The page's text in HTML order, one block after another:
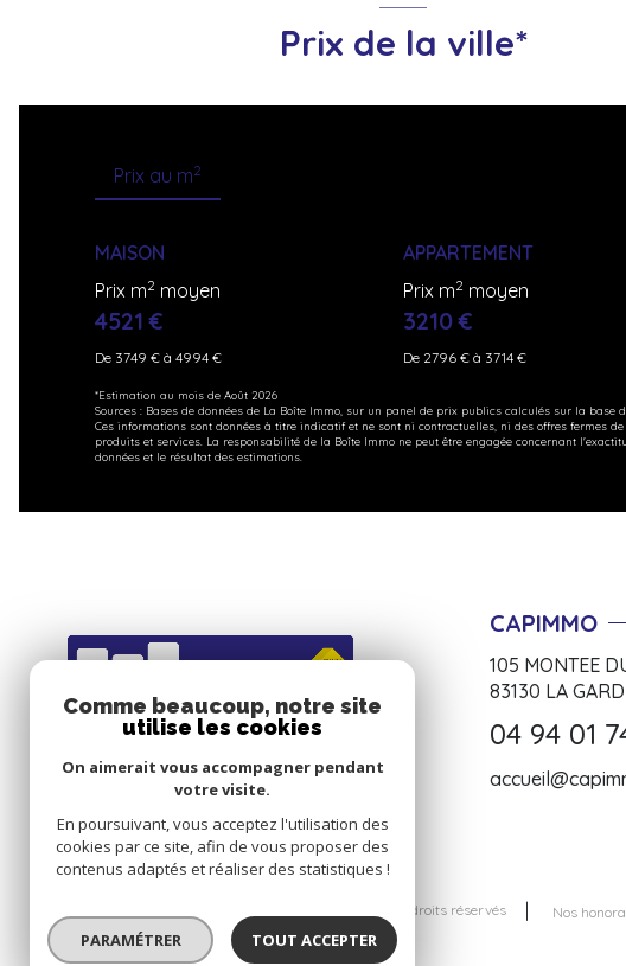
Prix de la ville*
Prix au m2
MAISON
Prix m2 moyen
4521 €
De 3749 € à 4994 €
APPARTEMENT
Prix m2 moyen
3210 €
De 2796 € à 3714 €
*Estimation au mois de Août 2026
Sources : Bases de données de La Boîte Immo, sur un panel de prix publics calculés sur la base
Ces informations sont données à titre indicatif et ne sont ni contractuelles, ni des offres fermes de
produits et services. La responsabilité de la Boîte Immo ne peut être engagée concernant
données et le résultat des estimations.
CAPIMMO
105 MONTEE
83130 LA
04 94 01
© 2026 | Tous droits réservés Nos
Comme beaucoup, notre site
utilise les cookies
On aimerait vous accompagner pendant
votre visite.
En poursuivant, vous acceptez l'utilisation des
cookies par ce site, afin de vous proposer des
contenus adaptés et réaliser des statistiques !
PARAMÉTRER TOUT ACCEPTER